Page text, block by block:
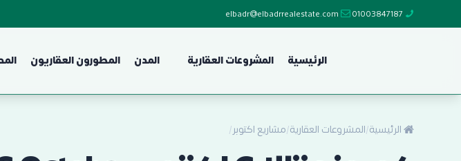
01003847187
elbadr@elbadrrealestate.com
الرئيسية المشروعات العقارية المدن المطورون العقاريون
الرئيسية/المشروعات العقارية/مشاريع اكتوبر/